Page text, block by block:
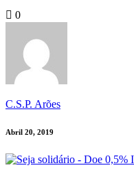
0
C.S.P. Arões
Abril 20, 2019